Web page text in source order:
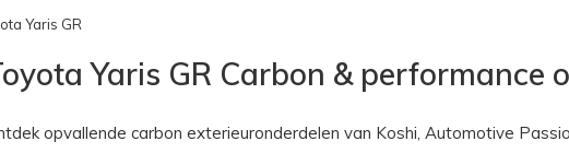
Yaris GR
Yaris GR Carbon & performance
opvallende carbon exterieuronderdelen van Koshi, Automotive